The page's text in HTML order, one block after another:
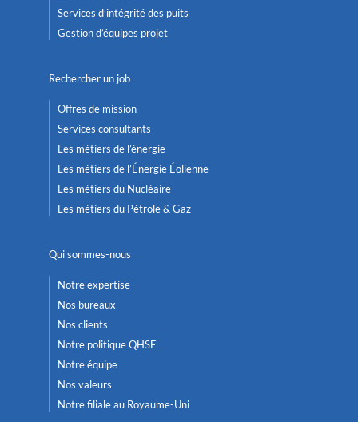
Services d’intégrité des puits
Gestion d’équipes projet
Rechercher un job
Offres de mission
Services consultants
Les métiers de l’énergie
Les métiers de l’Énergie Éolienne
Les métiers du Nucléaire
Les métiers du Pétrole & Gaz
Qui sommes-nous
Notre expertise
Nos bureaux
Nos clients
Notre politique QHSE
Notre équipe
Nos valeurs
Notre filiale au Royaume-Uni